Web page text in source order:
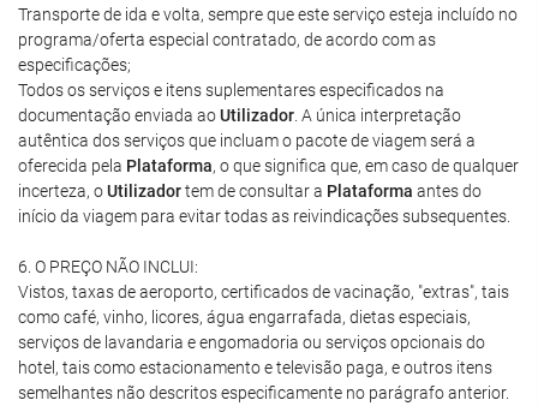
Transporte de ida e volta, sempre que este serviço esteja incluído no
programa/oferta especial contratado, de acordo com as
especificações;
Todos os serviços e itens suplementares especificados na
documentação enviada aoUtilizador . A única interpretação
autêntica dos serviços que incluam o pacote de viagem será a
oferecida pela Plataforma, o que significa que, em caso de qualquer
incerteza, oUtilizadortem de consultar a Plataforma antes do
início da viagem para evitar todas as reivindicações subsequentes.
6. O PREÇO NÃO INCLUI:
Vistos, taxas de aeroporto, certificados de vacinação, "extras", tais
como café, vinho, licores, água engarrafada, dietas especiais,
serviços de lavandaria e engomadoria ou serviços opcionais do
hotel, tais como estacionamento e televisão paga, e outros itens
semelhantes não descritos especificamente no parágrafo anterior.